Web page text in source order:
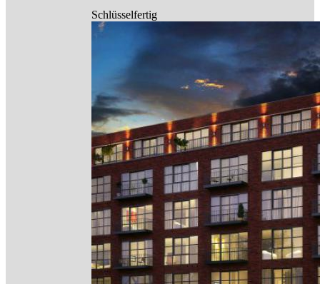
Schlüsselfertig